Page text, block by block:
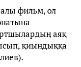
фильм, ол
аяқ
қиындыққа